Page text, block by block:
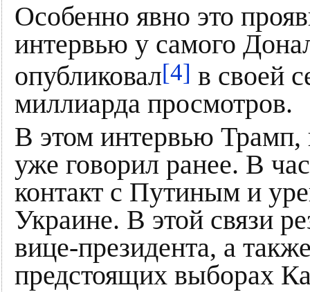
Особенно явно это
интервью у самого
опубликовал[4] в своей
миллиарда просмотров.
В этом интервью Трамп,
уже говорил ранее. В
контакт с Путиным и
Украине. В этой связи
вице-президента, а
предстоящих выборах